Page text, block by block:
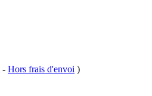
- Hors frais d'envoi )